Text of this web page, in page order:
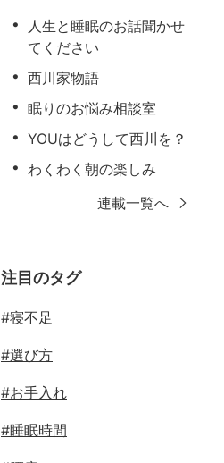
人生と睡眠のお話聞かせ
てください
西川家物語
眠りのお悩み相談室
YOUはどうして西川を？
わくわく朝の楽しみ
連載一覧へ
注目のタグ
#寝不足
#選び方
#お手入れ
#睡眠時間